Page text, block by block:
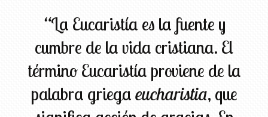
“La Eucaristía es la fuente y
cumbre de la vida cristiana. El
término Eucaristía proviene de la
palabra griegaeucharistia, que